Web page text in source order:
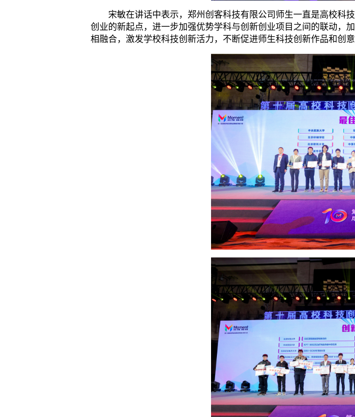
宋敏在讲话中表示，郑州创客科技有限公司师生一直是高校科
创业的新起点，进一步加强优势学科与创新创业项目之间的联动，
相融合，激发学校科技创新活力，不断促进师生科技创新作品和创